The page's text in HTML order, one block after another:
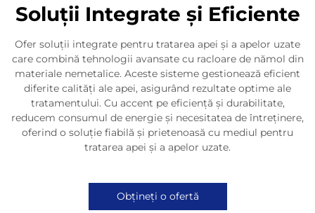
Soluții Integrate și Eficiente
Ofer soluții integrate pentru tratarea apei și a apelor uzate
care combină tehnologii avansate cu racloare de nămol din
materiale nemetalice. Aceste sisteme gestionează eficient
diferite calități ale apei, asigurând rezultate optime ale
tratamentului. Cu accent pe eficiență și durabilitate,
reducem consumul de energie și necesitatea de întreținere,
oferind o soluție fiabilă și prietenoasă cu mediul pentru
tratarea apei și a apelor uzate.
Obțineți o ofertă